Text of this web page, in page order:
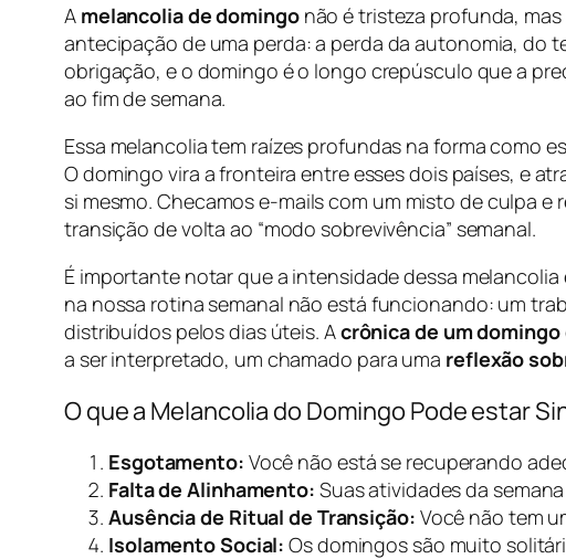
A melancolia de domingonão é tristeza profunda, mas
antecipação de uma perda: a perda da autonomia, do
obrigação, e o domingo é o longo crepúsculo que a
ao fim de semana.
Essa melancolia tem raízes profundas na forma como
O domingo vira a fronteira entre esses dois países, e
si mesmo. Checamos e-mails com um misto de culpa
transição de volta ao “modo sobrevivência” semanal.
É importante notar que a intensidade dessa
na nossa rotina semanal não está funcionando: um
distribuídos pelos dias úteis. Acrônica de um domingo
a ser interpretado, um chamado para uma reflexão
O que a Melancolia do Domingo Pode estar
Esgotamento: Você não está se recuperando
Falta de Alinhamento: Suas atividades da
Ausência de Ritual de Transição: Você não tem
Isolamento Social: Os domingos são muito